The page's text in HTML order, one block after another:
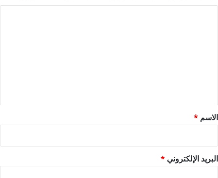
*
الاسم *
البريد الإلكتروني *